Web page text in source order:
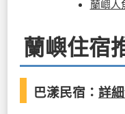
蘭嶼人
蘭嶼住宿
巴漾民宿： 詳